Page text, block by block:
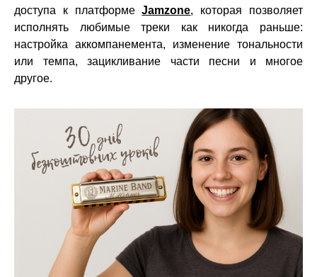
доступа к платформеJamzone, которая позволяет
исполнять любимые треки как никогда раньше:
настройка аккомпанемента, изменение тональности
или темпа, зацикливание части песни и многое
другое.